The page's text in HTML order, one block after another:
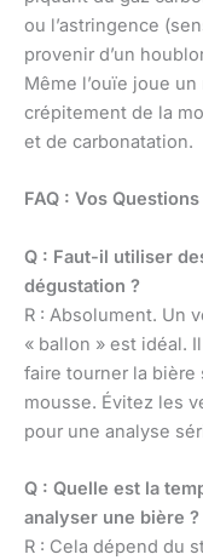
ou l’astringence
provenir d’un
Même l’ouïe joue
crépitement de la
et de carbonatation.
FAQ : Vos
Q : Faut-il utiliser
dégustation ?
R : Absolument. Un
« ballon » est idéal.
faire tourner la bière
mousse. Évitez les
pour une analyse
Q : Quelle est la
analyser une bière ?
R : Cela dépend du